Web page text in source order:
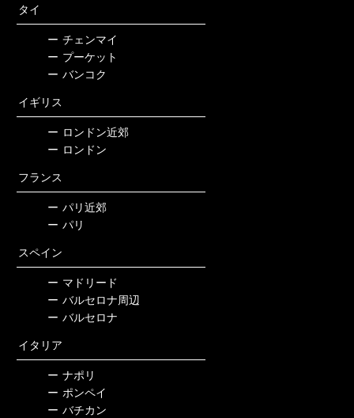
タイ
ー チェンマイ
ー プーケット
ー バンコク
イギリス
ー ロンドン近郊
ー ロンドン
フランス
ー パリ近郊
ー パリ
スペイン
ー マドリード
ー バルセロナ周辺
ー バルセロナ
イタリア
ー ナポリ
ー ポンペイ
ー バチカン